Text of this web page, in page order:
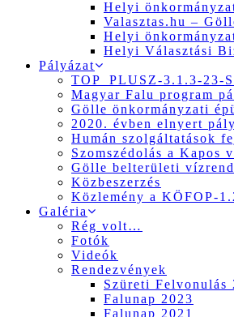
Helyi
Valasztas.hu –
Helyi
Helyi Választási
Pályázat
TOP_PLUSZ-3.1.3-23-
Magyar Falu program
Gölle önkormányzati
2020. évben elnyert
Humán szolgáltatások
Szomszédolás a Kapos
Gölle belterületi
Közbeszerzés
Közlemény a KÖFOP-
Galéria
Rég volt…
Fotók
Videók
Rendezvények
Szüreti Felvonulás
Falunap 2023
Falunap 2021